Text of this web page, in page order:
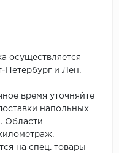
SPC Kronostep
SPC Promo
осуществляется
Петербург и Лен.
время уточняйте
напольных
Области
на спец. товары